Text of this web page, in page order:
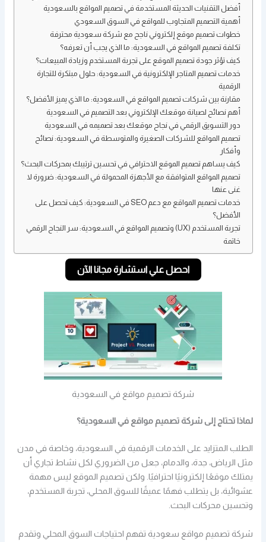
أفضل التقنيات الحديثة المستخدمة في تصميم المواقع بالسعودية
أهمية التصميم المتجاوب للمواقع في السوق السعودي
خطوات تصميم موقع إلكتروني ناجح مع شركة سعودية محترفة
تكلفة تصميم المواقع في السعودية: ما الذي يجب أن تعرفه؟
كيف تؤثر جودة تصميم الموقع على تجربة المستخدم وزيادة المبيعات؟
خدمات تصميم المتاجر الإلكترونية في السعودية: حلول مبتكرة للتجارة
الرقمية
مقارنة بين شركات تصميم المواقع في السعودية: ما الذي يميز الأفضل؟
أهم نصائح لصيانة موقعك الإلكتروني بعد التصميم في السعودية
دور التسويق الرقمي في نجاح موقعك بعد تصميمه في السعودية
تصميم المواقع للشركات الصغيرة والمتوسطة في السعودية: نصائح
وأفكار
كيف يساهم تصميم الموقع الاحترافي في تحسين ترتيبك بمحركات البحث؟
تصميم المواقع المتوافقة مع الأجهزة المحمولة في السعودية: ضرورة لا
غنى عنها
خدمات تصميم المواقع مع دعم SEO في السعودية: كيف تحصل على
الأفضل؟
تجربة المستخدم (UX) وتصميم المواقع في السعودية: سر النجاح الرقمي
خاتمة
احصل علي استشارة مجانا الآن
شركة تصميم مواقع في السعودية
لماذا تحتاج إلى شركة تصميم مواقع في السعودية؟
الطلب المتزايد على الخدمات الرقمية في السعودية، وخاصة في مدن
مثل الرياض، جدة، والدمام، جعل من الضروري لكل نشاط تجاري أن
يمتلك موقعًا إلكترونيًا احترافيًا. ولكن تصميم الموقع ليس مهمة
عشوائية، بل يتطلب فهمًا عميقًا للسوق المحلي، تجربة المستخدم،
وتحسين محركات البحث.
شركة تصميم مواقع سعودية تفهم احتياجات السوق المحلي وتقدم